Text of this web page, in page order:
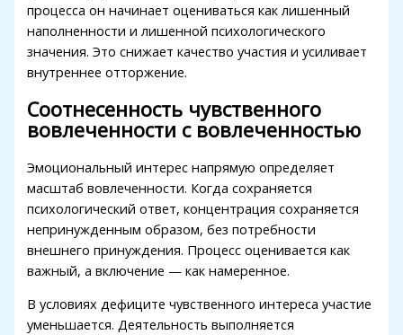
Hacklink panel
Hacklink panel
Hacklink panel
Hacklink panel
Hacklink panel
Hacklink panel
Hacklink panel
Hacklink panel
Hacklink panel
процесса он начинает оцениваться как лишенный
наполненности и лишенной психологического
значения. Это снижает качество участия и усиливает
внутреннее отторжение.
Соотнесенность чувственного
вовлеченности с вовлеченностью
Эмоциональный интерес напрямую определяет
масштаб вовлеченности. Когда сохраняется
психологический ответ, концентрация сохраняется
непринужденным образом, без потребности
внешнего принуждения. Процесс оценивается как
важный, а включение — как намеренное.
В условиях дефиците чувственного интереса участие
уменьшается. Деятельность выполняется